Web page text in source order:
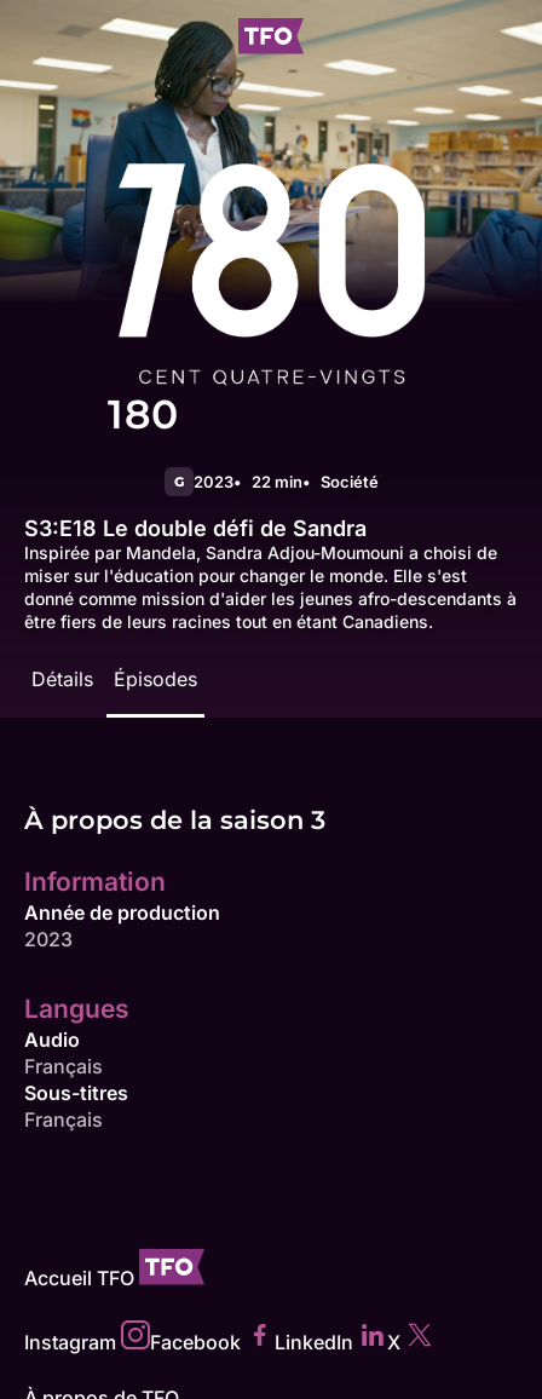
180
G 2023 22 min Société
S3:E18 Le double défi de Sandra
Inspirée par Mandela, Sandra Adjou-Moumouni a choisi de
miser sur l'éducation pour changer le monde. Elle s'est
donné comme mission d'aider les jeunes afro-descendants à
être fiers de leurs racines tout en étant Canadiens.
Détails Épisodes
À propos de la saison 3
Information
Année de production
2023
Langues
Audio
Français
Sous-titres
Français
Accueil TFO
Instagram Facebook LinkedIn X